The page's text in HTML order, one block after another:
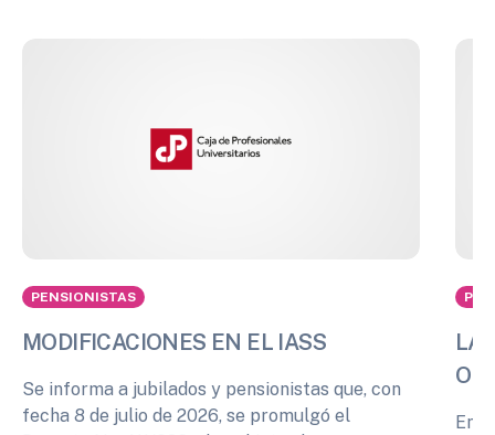
PENSIONISTAS
MODIFICACIONES EN EL IASS
Se informa a jubilados y pensionistas que, con
fecha 8 de julio de 2026, se promulgó el
LA
En